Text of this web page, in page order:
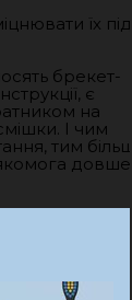
їх під
брекет-
є
на
І чим
тим
якомога довше